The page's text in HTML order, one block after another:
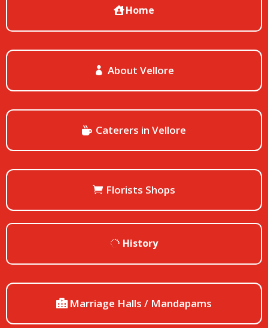
Home
About Vellore
Caterers in Vellore
Florists Shops
History
Marriage Halls / Mandapams